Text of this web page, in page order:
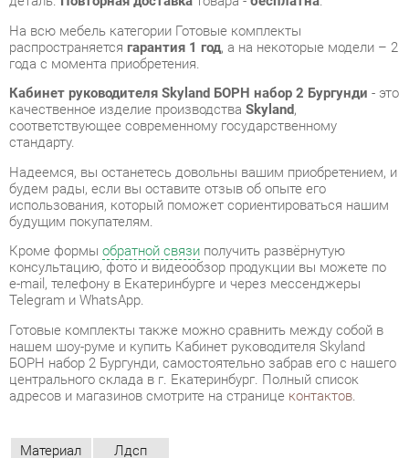
Кабинет руководителя Skyland БОРН набор 2 Бургунди
качественное изделие производстваSkyland,
соответствующее современному государственному
стандарту.
Надеемся, вы останетесь довольны вашим приобретением, и
будем рады, если вы оставите отзыв об опыте его
использования, который поможет сориентироваться нашим
будущим покупателям.
консультацию, фото и видеообзор продукции вы можете по
e-mail, телефону в Екатеринбурге и через мессенджеры
Telegram и WhatsApp.
нашем шоу-руме и купить Кабинет руководителя Skyland
БОРН набор 2 Бургунди, самостоятельно забрав его с нашего
центрального склада в г. Екатеринбург. Полный список
адресов и магазинов смотрите на странице
Материал
Лдсп
Цвет
Бургунди